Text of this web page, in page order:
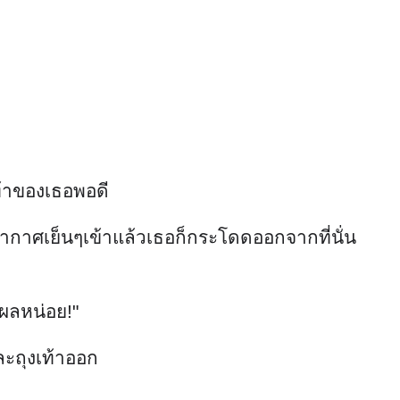
ของเธอพอดี
าศเย็นๆเข้าแล้วเธอก็กระโดดออกจากที่นั่น
ลหน่อย!"
ถุงเท้าออก